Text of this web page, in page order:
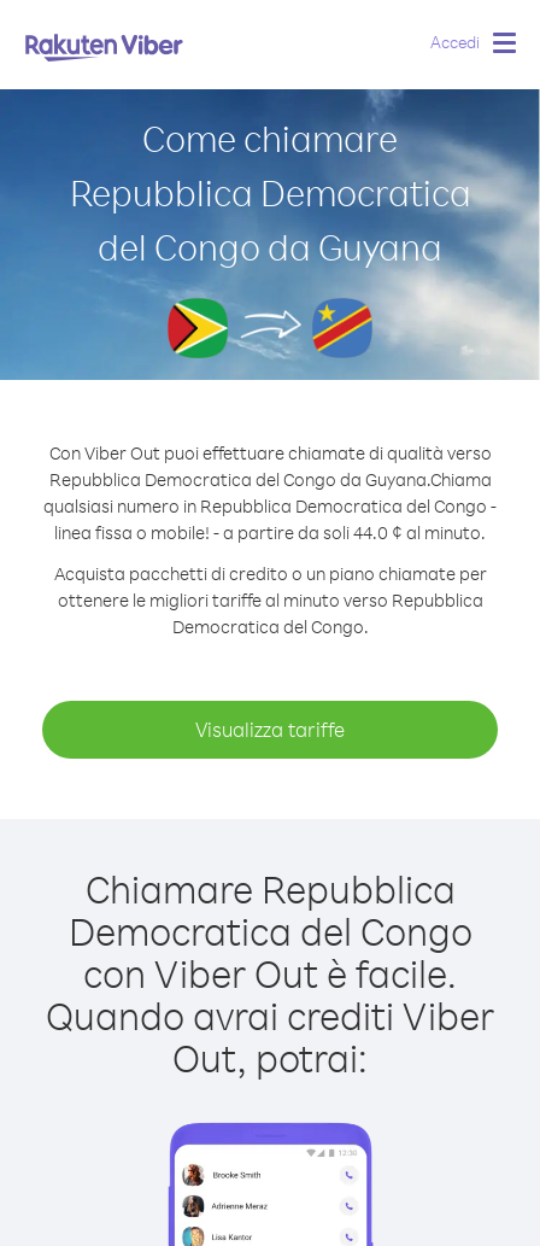
Accedi
Come chiamare
Repubblica Democratica
del Congo da Guyana
Con Viber Out puoi effettuare chiamate di qualità verso
Repubblica Democratica del Congo da Guyana.Chiama
qualsiasi numero in Repubblica Democratica del Congo -
linea fissa o mobile! - a partire da soli 44.0 ¢ al minuto.
Acquista pacchetti di credito o un piano chiamate per
ottenere le migliori tariffe al minuto verso Repubblica
Democratica del Congo.
Visualizza tariffe
Chiamare Repubblica
Democratica del Congo
con Viber Out è facile.
Quando avrai crediti Viber
Out, potrai: